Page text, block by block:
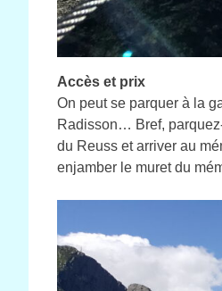
Accès et prix
On peut se parquer à la
Radisson… Bref,
du Reuss et arriver au
enjamber le muret du